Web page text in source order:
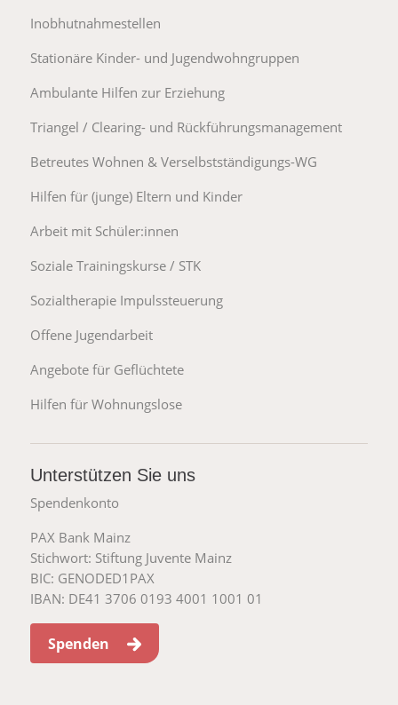
Inobhutnahmestellen
Stationäre Kinder- und Jugendwohngruppen
Ambulante Hilfen zur Erziehung
Triangel / Clearing- und Rückführungsmanagement
Betreutes Wohnen & Verselbstständigungs-WG
Hilfen für (junge) Eltern und Kinder
Arbeit mit Schüler:innen
Soziale Trainingskurse / STK
Sozialtherapie Impulssteuerung
Offene Jugendarbeit
Angebote für Geflüchtete
Hilfen für Wohnungslose
Unterstützen Sie uns
Spendenkonto
PAX Bank Mainz
Stichwort: Stiftung Juvente Mainz
BIC: GENODED1PAX
IBAN: DE41 3706 0193 4001 1001 01
Spenden